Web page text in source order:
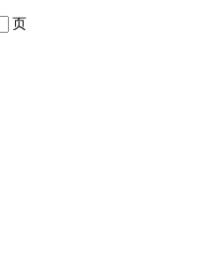
页